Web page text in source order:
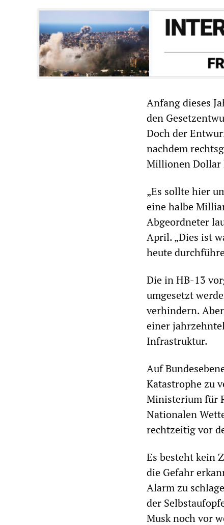
Anfang dieses
den
Doch der
nachdem
Millionen
„Es sollte hier
eine halbe
Abgeordneter
April. „Dies ist
heute
Die in HB-13
umgesetzt
verhindern.
einer
Infrastruktur.
Auf
Katastrophe zu
Ministerium für
Nationalen
rechtzeitig vor
Es besteht kein
die Gefahr
Alarm zu
der
Musk noch vor